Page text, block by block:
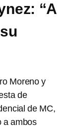
“A
Moreno y
de
de MC,
a ambos